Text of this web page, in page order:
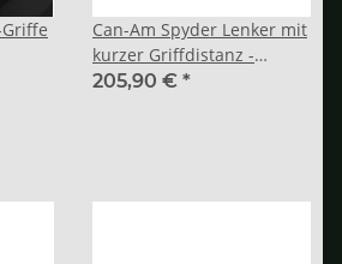
Can-Am Spyder Lenker mit
kurzer Griffdistanz -
Position A (bis 2023)
205,90 € *